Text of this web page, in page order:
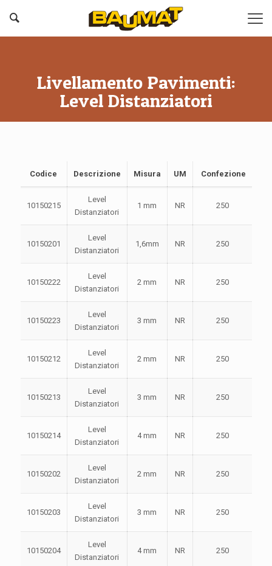
Livellamento Pavimenti:
Level Distanziatori
Codice Descrizione Misura UM Confezione
10150215
Level
Distanziatori
1 mm NR 250
10150201
Level
Distanziatori
1,6mm NR 250
10150222
Level
Distanziatori
2 mm NR 250
10150223
Level
Distanziatori
3 mm NR 250
10150212
Level
Distanziatori
2 mm NR 250
10150213
Level
Distanziatori
3 mm NR 250
10150214
Level
Distanziatori
4 mm NR 250
10150202
Level
Distanziatori
2 mm NR 250
10150203
Level
Distanziatori
3 mm NR 250
10150204
Level
Distanziatori
4 mm NR 250